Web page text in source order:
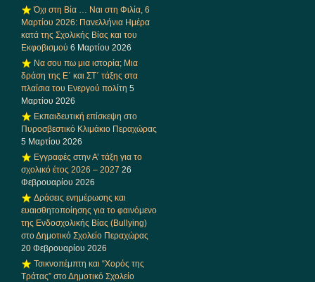
Όχι στη Βία … Ναι στη Φιλία, 6
Μαρτίου 2026: Πανελλήνια Ημέρα
κατά της Σχολικής Βίας και του
Εκφοβισμού 6 Μαρτίου 2026
Να σου πω μια ιστορία; Μια
δράση της Ε΄ και ΣΤ΄ τάξης στα
πλαίσια του Ενεργού πολίτη 5
Μαρτίου 2026
Εκπαιδευτική επίσκεψη στο
Πυροσβεστικό Κλιμάκιο Περαχώρας
5 Μαρτίου 2026
Εγγραφές στην Α’ τάξη για το
σχολικό έτος 2026 – 2027 26
Φεβρουαρίου 2026
Δράσεις ενημέρωσης και
ευαισθητοποίησης για το φαινόμενο
της Ενδοσχολικής Βίας (Bullying)
στο Δημοτικό Σχολείο Περαχώρας
20 Φεβρουαρίου 2026
Τσικνοπέμπτη και “Χορός της
Τράτας” στο Δημοτικό Σχολείο